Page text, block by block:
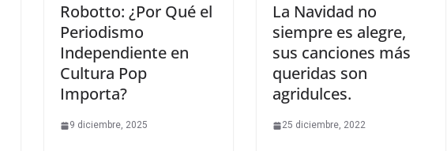
Robotto: ¿Por Qué el
Periodismo
Independiente en
Cultura Pop
Importa?
9 diciembre, 2025
La Navidad no
siempre es alegre,
sus canciones más
queridas son
agridulces.
25 diciembre, 2022